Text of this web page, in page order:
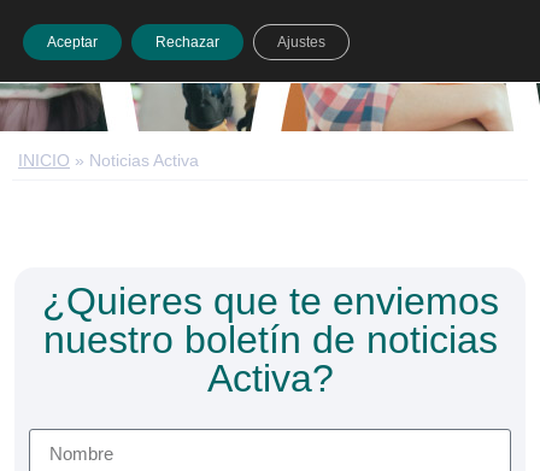
INICIO » Noticias Activa
¿Quieres que te enviemos
nuestro boletín de noticias
Activa?
Aceptar Rechazar Ajustes